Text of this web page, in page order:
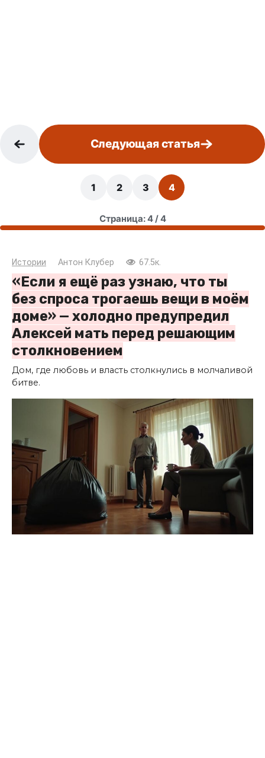
Следующая статья
1 2 3 4
Страница: 4 / 4
Истории Антон Клубер 67.5к.
«Если я ещё раз узнаю, что ты
без спроса трогаешь вещи в моём
доме» — холодно предупредил
Алексей мать перед решающим
столкновением
Дом, где любовь и власть столкнулись в молчаливой
битве.